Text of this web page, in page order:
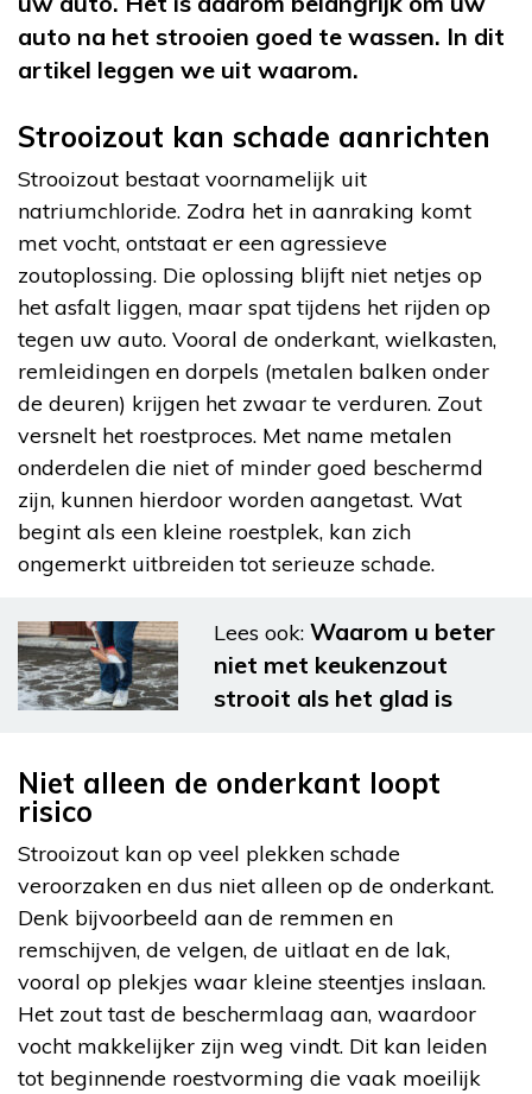
auto na het strooien goed te wassen. In dit
artikel leggen we uit waarom.
Strooizout kan schade aanrichten
Strooizout bestaat voornamelijk uit
natriumchloride. Zodra het in aanraking komt
met vocht, ontstaat er een agressieve
zoutoplossing. Die oplossing blijft niet netjes op
het asfalt liggen, maar spat tijdens het rijden op
tegen uw auto. Vooral de onderkant, wielkasten,
remleidingen en dorpels (metalen balken onder
de deuren) krijgen het zwaar te verduren. Zout
versnelt het roestproces. Met name metalen
onderdelen die niet of minder goed beschermd
zijn, kunnen hierdoor worden aangetast. Wat
begint als een kleine roestplek, kan zich
ongemerkt uitbreiden tot serieuze schade.
Lees ook: Waarom u beter
niet met keukenzout
strooit als het glad is
Niet alleen de onderkant loopt
risico
Strooizout kan op veel plekken schade
veroorzaken en dus niet alleen op de onderkant.
Denk bijvoorbeeld aan de remmen en
remschijven, de velgen, de uitlaat en de lak,
vooral op plekjes waar kleine steentjes inslaan.
Het zout tast de beschermlaag aan, waardoor
vocht makkelijker zijn weg vindt. Dit kan leiden
tot beginnende roestvorming die vaak moeilijk